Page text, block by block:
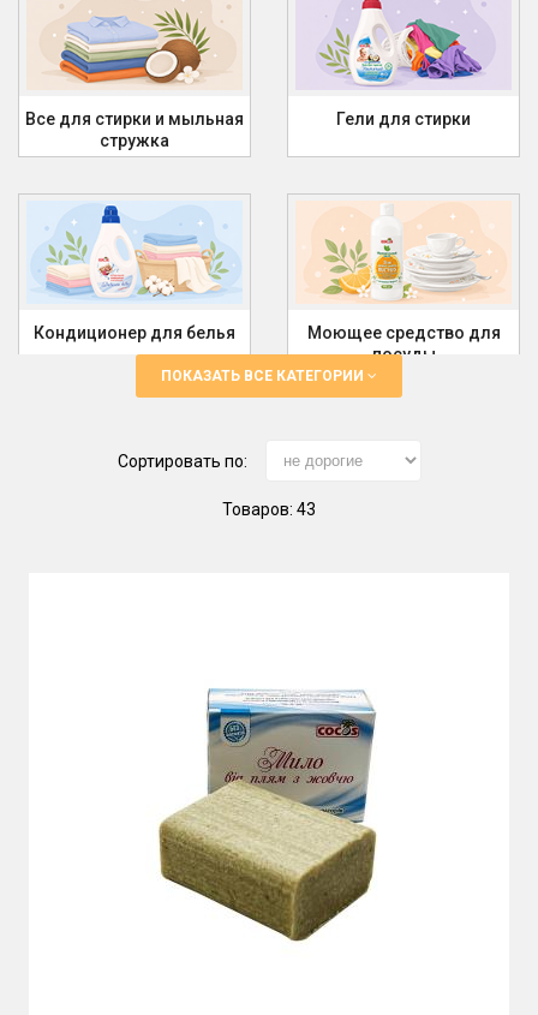
Все для стирки и мыльная
стружка
Гели для стирки
Кондиционер для белья
Моющее средство для
посуды
Стиральный порошок
ПОКАЗАТЬ ВСЕ КАТЕГОРИИ
Сортировать по:
Товаров: 43